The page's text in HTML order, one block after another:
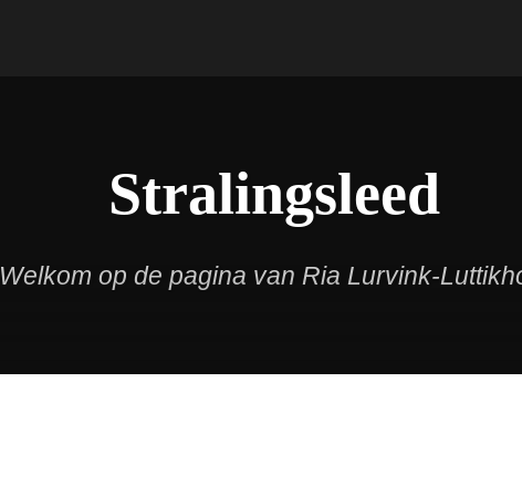
Stralingsleed
Welkom op de pagina van Ria Lurvink-